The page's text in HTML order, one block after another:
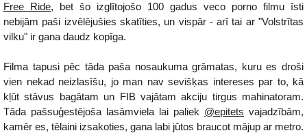
Free Ride, bet šo izglītojošo 100 gadus veco porno filmu īsti
nebijām paši izvēlējušies skatīties, un vispār - arī tai ar "Volstrītas
vilku" ir gana daudz kopīga.
Filma tapusi pēc tāda paša nosaukuma grāmatas, kuru es droši
vien nekad neizlasīšu, jo man nav sevišķas intereses par to, kā
kļūt stāvus bagātam un FIB vajātam akciju tirgus mahinatoram.
Tāda pašsuģestējoša lasāmviela lai paliek @epitets vajadzībām,
kamēr es, tēlaini izsakoties, gana labi jūtos braucot mājup ar metro.